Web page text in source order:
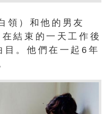
）和他的男友
結束的一天工作後
目。他們在一起6年